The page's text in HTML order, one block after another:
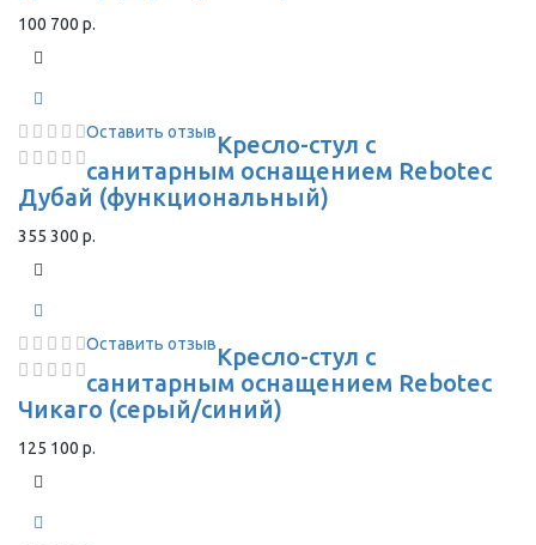
100 700 р.
Оставить отзывКресло-стул с
санитарным оснащением Rebotec
Дубай (функциональный)
355 300 р.
Оставить отзывКресло-стул с
санитарным оснащением Rebotec
Чикаго (серый/синий)
125 100 р.